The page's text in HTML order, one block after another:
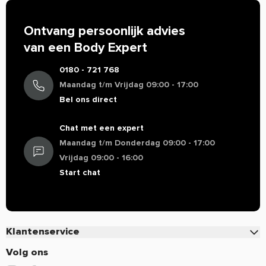
Ontvang persoonlijk advies
van een Body Expert
0180 - 721 768
Maandag t/m Vrijdag 09:00 - 17:00
Bel ons direct
Chat met een expert
Maandag t/m Donderdag 09:00 - 17:00
Vrijdag 09:00 - 16:00
Start chat
Klantenservice
Contact
Volg ons